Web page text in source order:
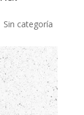
Sin categoría